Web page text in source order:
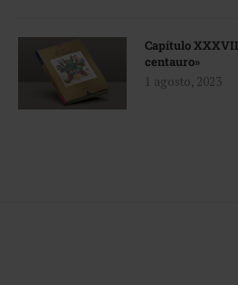
Capítulo
centauro»
1 agosto, 2023